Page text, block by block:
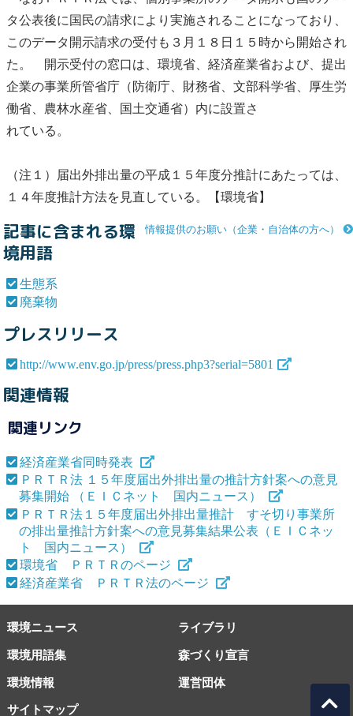
タ公表後に国民の請求により実施されることになっており、
このデータ開示請求の受付も３月１８日１５時から開始され
た。 開示受付の窓口は、環境省、経済産業省および、提出
企業の事業所管省庁（防衛庁、財務省、文部科学省、厚生労
働省、農林水産省、国土交通省）内に設置さ
れている。
（注１）届出外排出量の平成１５年度分推計にあたっては、
１４年度推計方法を見直している。【環境省】
情報提供のお願い（企業・自治体の方へ）
記事に含まれる環
境用語
生態系
廃棄物
プレスリリース
http://www.env.go.jp/press/press.php3?serial=5801
関連情報
関連リンク
経済産業省同時発表
ＰＲＴＲ法 １５年度届出外排出量の推計方針案への意見
募集開始 （ＥＩＣネット 国内ニュース）
ＰＲＴＲ法１５年度届出外排出量推計 すそ切り事業所
の排出量推計方針案への意見募集結果公表（ＥＩＣネッ
ト 国内ニュース）
環境省 ＰＲＴＲのページ
経済産業省 ＰＲＴＲ法のページ
環境ニュース ライブラリ
環境用語集 森づくり宣言
環境情報
サイトマップ
運営団体